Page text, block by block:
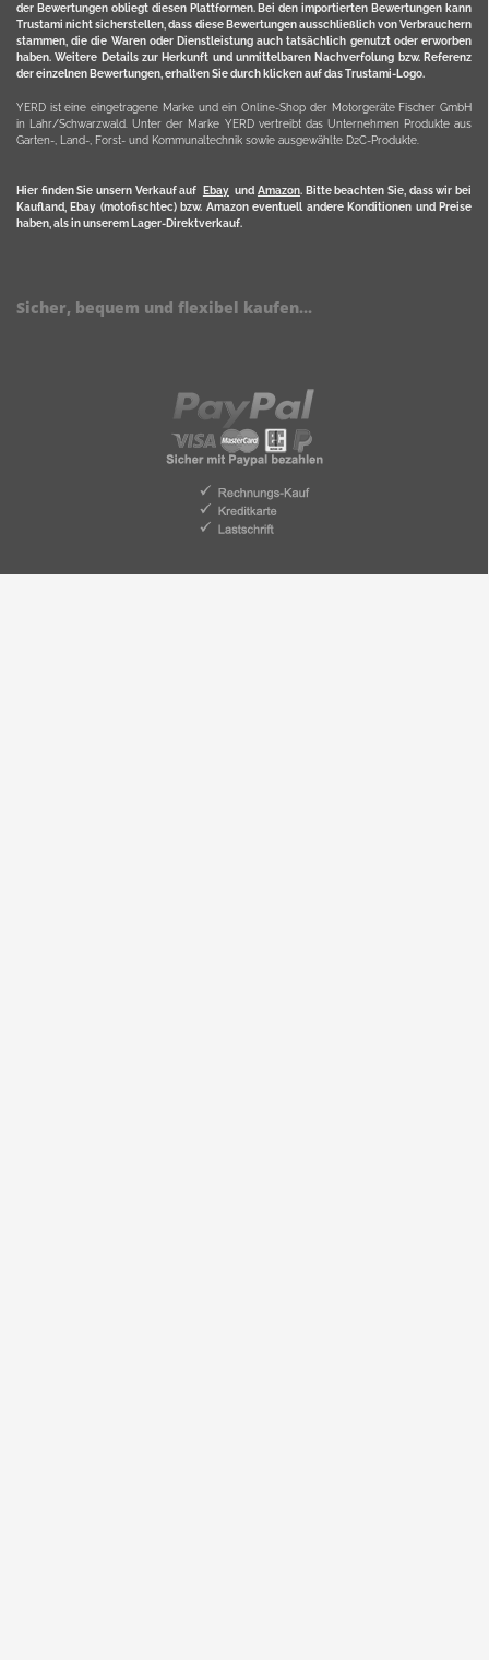
der Bewertungen obliegt diesen Plattformen. Bei den importierten Bewertungen kann
Trustami nicht sicherstellen, dass diese Bewertungen ausschließlich von Verbrauchern
stammen, die die Waren oder Dienstleistung auch tatsächlich genutzt oder erworben
haben. Weitere Details zur Herkunft und unmittelbaren Nachverfolung bzw. Referenz
der einzelnen Bewertungen, erhalten Sie durch klicken auf das Trustami-Logo.
YERD ist eine eingetragene Marke und ein Online-Shop der Motorgeräte Fischer GmbH
in Lahr/Schwarzwald. Unter der Marke YERD vertreibt das Unternehmen Produkte aus
Garten-, Land-, Forst- und Kommunaltechnik sowie ausgewählte D2C-Produkte.
Hier finden Sie unsern Verkauf auf Ebayund Amazon. Bitte beachten Sie, dass wir bei
Kaufland, Ebay (motofischtec) bzw. Amazon eventuell andere Konditionen und Preise
haben, als in unserem Lager-Direktverkauf.
Sicher, bequem und flexibel kaufen...